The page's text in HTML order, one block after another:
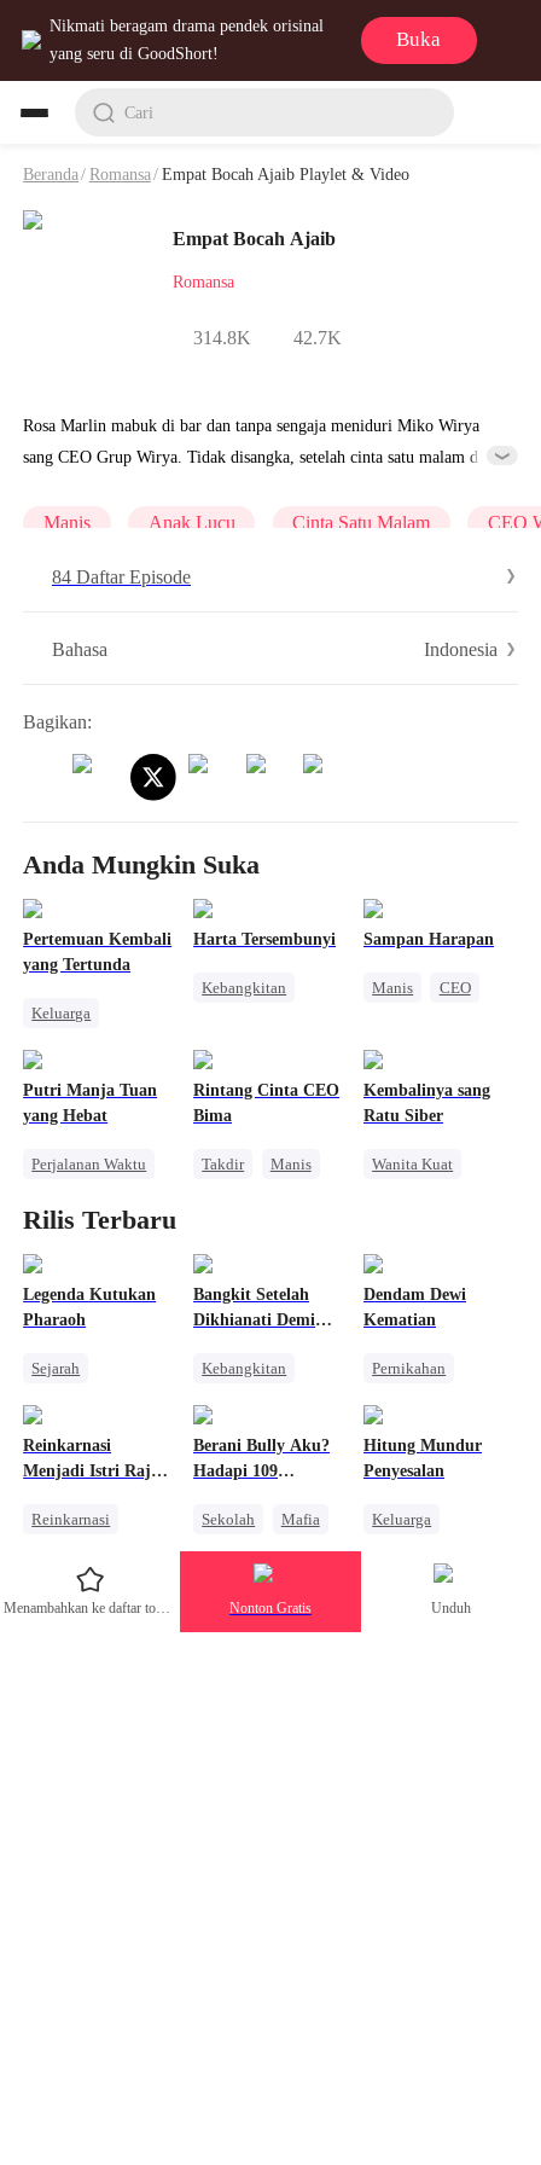
Nikmati beragam drama pendek orisinal
yang seru di GoodShort!
Buka
Cari
Beranda /Romansa /Empat Bocah Ajaib Playlet & Video
Empat Bocah Ajaib
Romansa
314.8K 42.7K
Rosa Marlin mabuk di bar dan tanpa sengaja meniduri Miko Wirya
sang CEO Grup Wirya. Tidak disangka, setelah cinta satu malam dia
membawa anak-anak geniusnya kembali dan memulai perjalanan
malah menarik perhatian Miko Wirya.
Manis Anak Lucu Cinta Satu Malam CEO
84 Daftar Episode
Bahasa Indonesia
Bagikan:
Anda Mungkin Suka
Pertemuan Kembali
yang Tertunda
Keluarga
Mencari Keluarga
Harta Tersembunyi
Kebangkitan
Perceraian
Balas Dendam
Sampan Harapan
Manis
CEO
Putri Manja Tuan
yang Hebat
Perjalanan Waktu
Pembalasan
Bangsawan
Kebangkitan
Rintang Cinta CEO
Bima
Takdir
Manis
Kembalinya sang
Ratu Siber
Wanita Kuat
Penyesalan
Rilis Terbaru
Legenda Kutukan
Pharaoh
Sejarah
Benci
Bangkit Setelah
Dikhianati Demi
Kebangkitan
Manusia Serigala
Pembalasan
Dendam Dewi
Kematian
Pernikahan
Pewaris Wanita
Reinkarnasi
Menjadi Istri Raja
Reinkarnasi
Kebangkitan
Pembalasan
Berani Bully Aku?
Hadapi 109
Sekolah
Mafia
Keluarga
Hitung Mundur
Penyesalan
Keluarga
Orang Biasa
Penyesalan
Menambahkan ke daftar tontonan Nonton Gratis Unduh